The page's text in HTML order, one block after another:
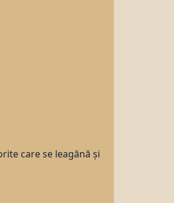
care se leagănă și